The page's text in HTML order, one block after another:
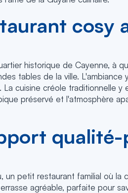
cosy
historique de Cayenne, à
tables de la ville.
cuisine créole traditionnelle
préservé et l'atmosphère
petit restaurant familial où
agréable, parfaite pour